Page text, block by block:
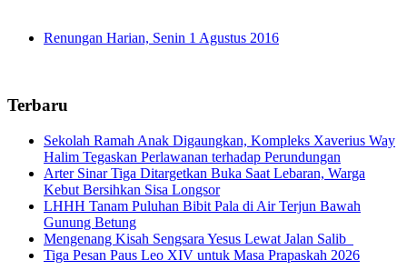
Renungan Harian, Senin 1 Agustus 2016
Terbaru
Sekolah Ramah Anak Digaungkan, Kompleks Xaverius Way
Halim Tegaskan Perlawanan terhadap Perundungan
Arter Sinar Tiga Ditargetkan Buka Saat Lebaran, Warga
Kebut Bersihkan Sisa Longsor
LHHH Tanam Puluhan Bibit Pala di Air Terjun Bawah
Gunung Betung
Mengenang Kisah Sengsara Yesus Lewat Jalan Salib
Tiga Pesan Paus Leo XIV untuk Masa Prapaskah 2026